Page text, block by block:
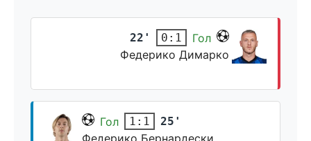
22' 0:1
Гол
Федерико Димарко
Гол 1:1 25'
Федерико Бернардески